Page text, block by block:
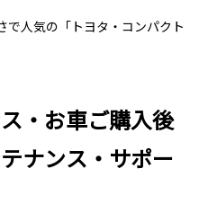
で人気の「トヨタ・コンパクト
・お車ご購入後
ナンス・サポー